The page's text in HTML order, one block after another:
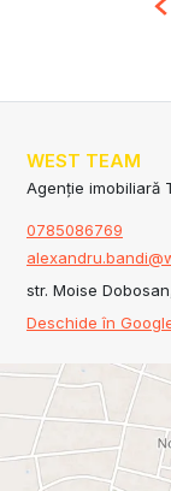
WEST TEAM
Agenție imobiliară
0785086769
str. Moise
Deschide în